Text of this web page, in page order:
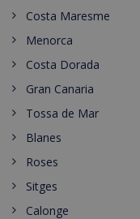
Costa Maresme
Menorca
Costa Dorada
Gran Canaria
Tossa de Mar
Blanes
Roses
Sitges
Calonge